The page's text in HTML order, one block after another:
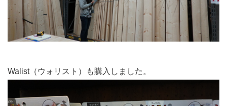
Walist（ウォリスト）も購入しました。